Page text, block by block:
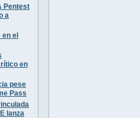
Pentest
a
en el
en
pese
Pass
lanza